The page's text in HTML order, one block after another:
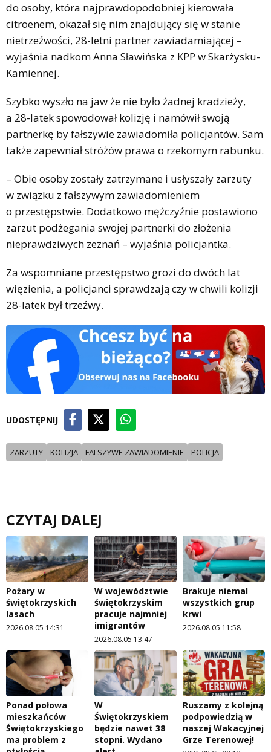
do osoby, która najprawdopodobniej kierowała
citroenem, okazał się nim znajdujący się w stanie
nietrzeźwości, 28-letni partner zawiadamiającej –
wyjaśnia nadkom Anna Sławińska z KPP w Skarżysku-
Kamiennej.
Szybko wyszło na jaw że nie było żadnej kradzieży,
a 28-latek spowodował kolizję i namówił swoją
partnerkę by fałszywie zawiadomiła policjantów. Sam
także zapewniał stróżów prawa o rzekomym rabunku.
– Obie osoby zostały zatrzymane i usłyszały zarzuty
w związku z fałszywym zawiadomieniem
o przestępstwie. Dodatkowo mężczyźnie postawiono
zarzut podżegania swojej partnerki do złożenia
nieprawdziwych zeznań – wyjaśnia policjantka.
Za wspomniane przestępstwo grozi do dwóch lat
więzienia, a policjanci sprawdzają czy w chwili kolizji
28-latek był trzeźwy.
UDOSTĘPNIJ
ZARZUTY KOLIZJA FALSZYWE ZAWIADOMIENIE POLICJA
CZYTAJ DALEJ
Pożary w
świętokrzyskich
lasach
2026.08.05 14:31
W województwie
świętokrzyskim
pracuje najmniej
imigrantów
2026.08.05 13:47
Brakuje niemal
wszystkich grup
krwi
2026.08.05 11:58
Ponad połowa
mieszkańców
Świętokrzyskiego
ma problem z
W
Świętokrzyskiem
będzie nawet 38
stopni. Wydano
Ruszamy z kolejną
podpowiedzią w
naszej Wakacyjnej
Grze Terenowej!